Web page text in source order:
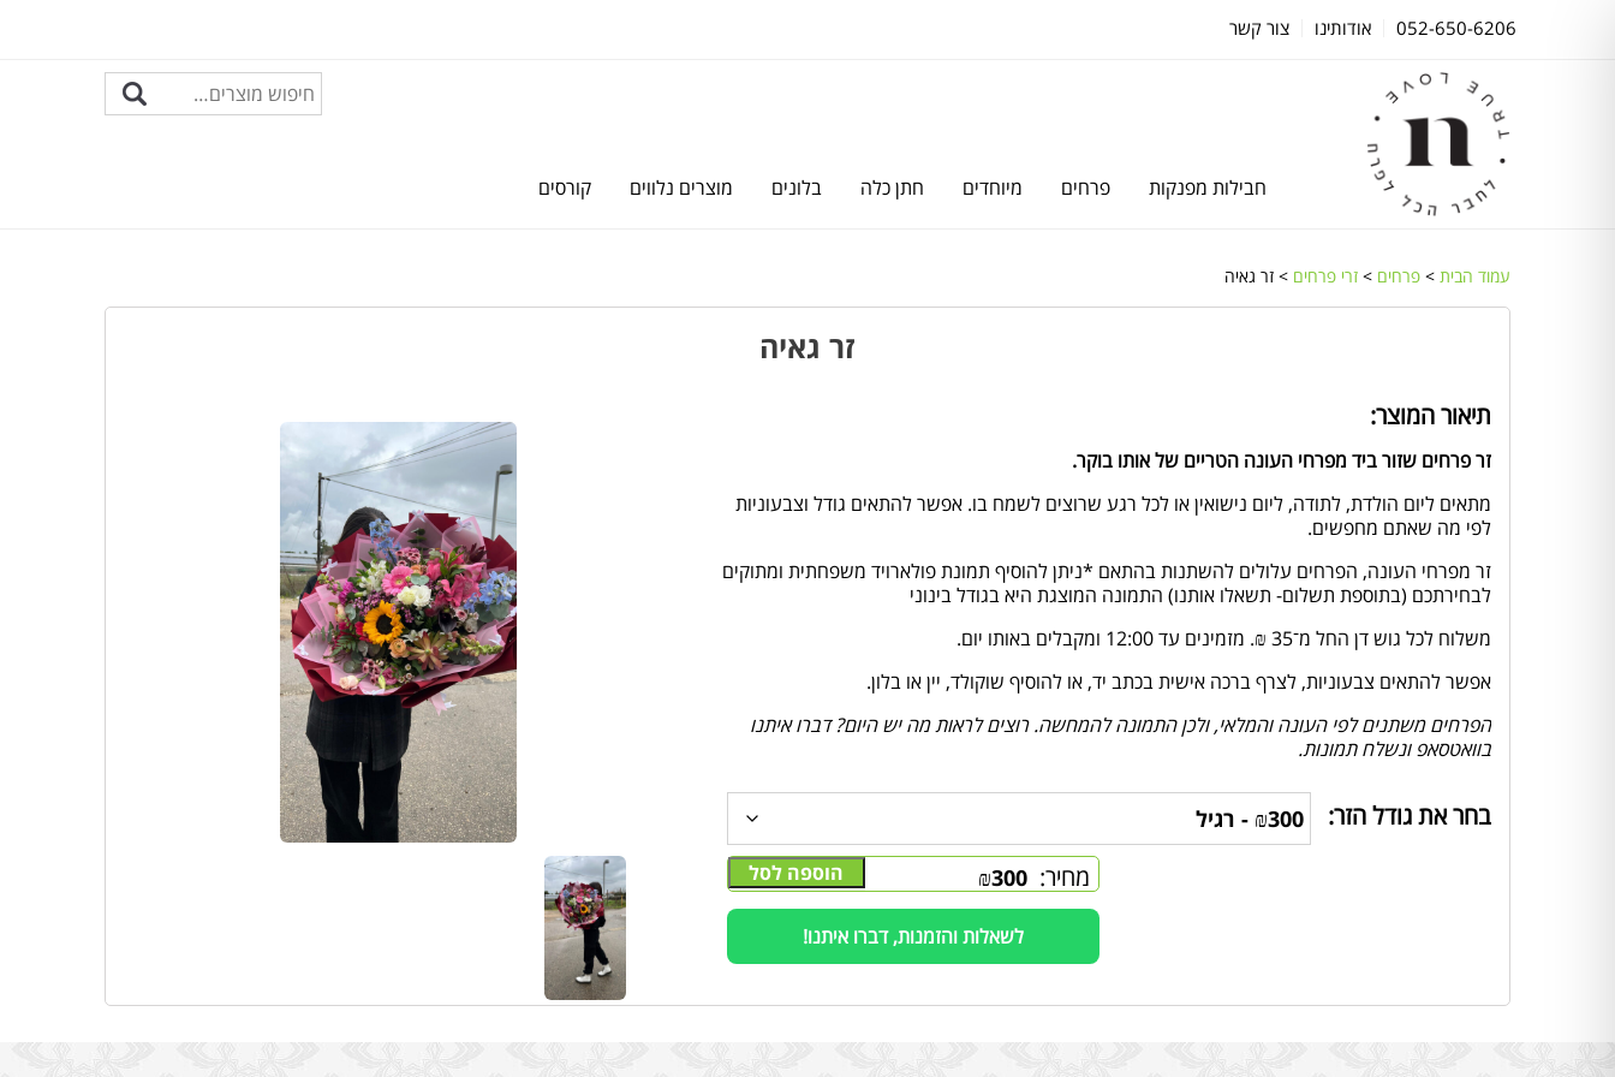
052-650-6206 אודותינו צור קשר
חבילות מפנקות פרחים מיוחדים חתן כלה בלונים מוצרים נלווים קורסים
עמוד הבית > פרחים > זרי פרחים > זר גאיה
זר גאיה
תיאור המוצר:
זר פרחים שזור ביד מפרחי העונה הטריים של אותו בוקר.
מתאים ליום הולדת, לתודה, ליום נישואין או לכל רגע שרוצים לשמח בו. אפשר להתאים גודל וצבעוניות
לפי מה שאתם מחפשים.
זר מפרחי העונה, הפרחים עלולים להשתנות בהתאם *ניתן להוסיף תמונת פולארויד משפחתית ומתוקים
לבחירתכם (בתוספת תשלום- תשאלו אותנו) התמונה המוצגת היא בגודל בינוני
משלוח לכל גוש דן החל מ־35 ₪. מזמינים עד 12:00 ומקבלים באותו יום.
אפשר להתאים צבעוניות, לצרף ברכה אישית בכתב יד, או להוסיף שוקולד, יין או בלון.
הפרחים משתנים לפי העונה והמלאי, ולכן התמונה להמחשה. רוצים לראות מה יש היום? דברו איתנו
בוואטסאפ ונשלח תמונות.
בחר את גודל הזר:
מחיר:
₪300 הוספה לסל
לשאלות והזמנות, דברו איתנו!